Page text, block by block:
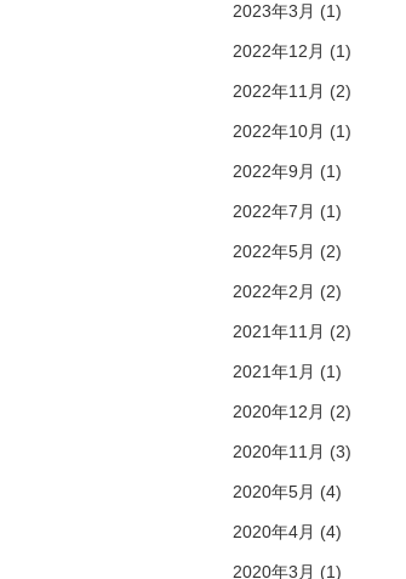
2023年3月 (1)
2022年12月 (1)
2022年11月 (2)
2022年10月 (1)
2022年9月 (1)
2022年7月 (1)
2022年5月 (2)
2022年2月 (2)
2021年11月 (2)
2021年1月 (1)
2020年12月 (2)
2020年11月 (3)
2020年5月 (4)
2020年4月 (4)
2020年3月 (1)